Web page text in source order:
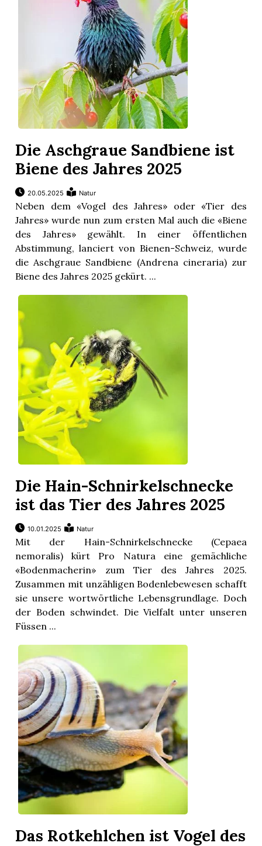
Die Aschgraue Sandbiene ist
Biene des Jahres 2025
20.05.2025 Natur
Neben dem «Vogel des Jahres» oder «Tier des
Jahres» wurde nun zum ersten Mal auch die «Biene
des Jahres» gewählt. In einer öffentlichen
Abstimmung, lanciert von Bienen-Schweiz, wurde
die Aschgraue Sandbiene (Andrena cineraria) zur
Biene des Jahres 2025 gekürt. ...
Die Hain-Schnirkelschnecke
ist das Tier des Jahres 2025
10.01.2025 Natur
Mit der Hain-Schnirkelschnecke (Cepaea
nemoralis) kürt Pro Natura eine gemächliche
«Bodenmacherin» zum Tier des Jahres 2025.
Zusammen mit unzähligen Bodenlebewesen schafft
sie unsere wortwörtliche Lebensgrundlage. Doch
der Boden schwindet. Die Vielfalt unter unseren
Füssen ...
Das Rotkehlchen ist Vogel des